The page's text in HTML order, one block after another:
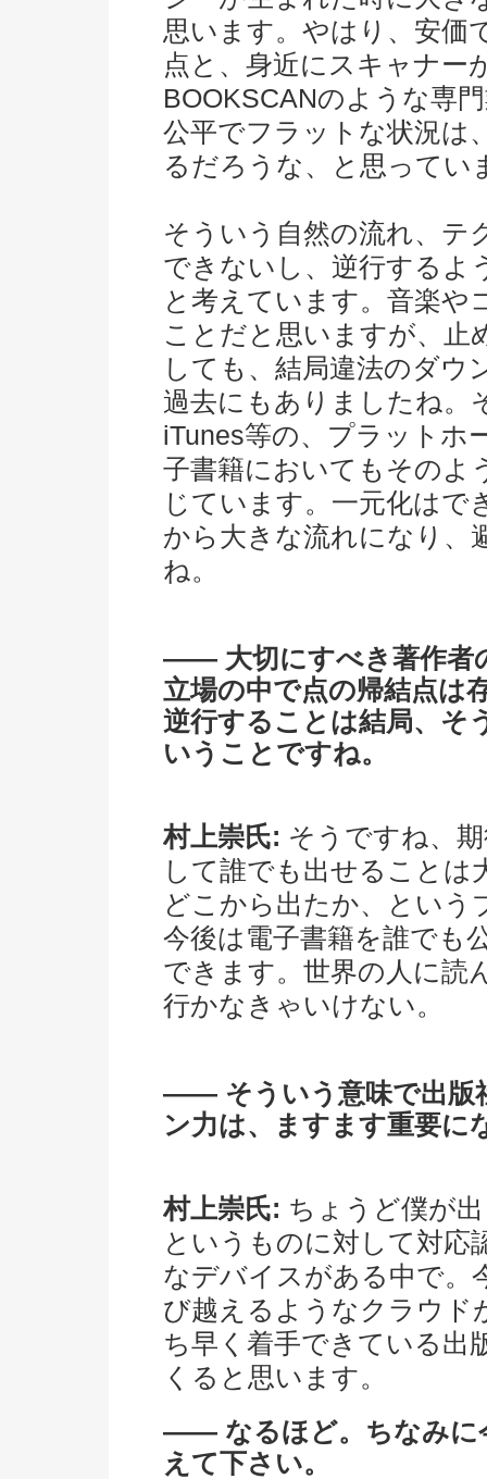
思います。やはり、安価
点と、身近にスキャナー
BOOKSCANのような専
公平でフラットな状況は
るだろうな、と思ってい
そういう自然の流れ、テ
できないし、逆行するよ
と考えています。音楽や
ことだと思いますが、止
しても、結局違法のダウ
過去にもありましたね。
iTunes等の、プラットホ
子書籍においてもそのよ
じています。一元化はで
から大きな流れになり、
ね。
―― 大切にすべき著作者
立場の中で点の帰結点は
逆行することは結局、そ
いうことですね。
村上崇氏: そうですね、
して誰でも出せることは
どこから出たか、とい
今後は電子書籍を誰でも
できます。世界の人に読
行かなきゃいけない。
―― そういう意味で出版
ン力は、ますます重要に
村上崇氏: ちょうど僕が
というものに対して対応
なデバイスがある中で。
び越えるようなクラウド
ち早く着手できている出
くると思います。
―― なるほど。ちなみに
えて下さい。